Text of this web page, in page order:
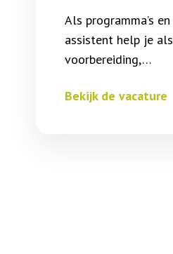
Als programma’s
assistent help je
voorbereiding,…
Bekijk de vacature